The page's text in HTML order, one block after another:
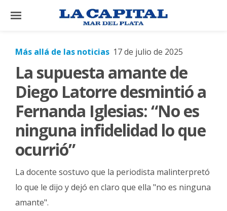
×
El
País
El
Mundo
La
Zona
Tecnología
Gastronomía
Más allá de las noticias 17 de julio de 2025
La supuesta amante de
Diego Latorre desmintió a
Fernanda Iglesias: “No es
ninguna infidelidad lo que
ocurrió”
La docente sostuvo que la periodista malinterpretó
lo que le dijo y dejó en claro que ella "no es ninguna
amante".